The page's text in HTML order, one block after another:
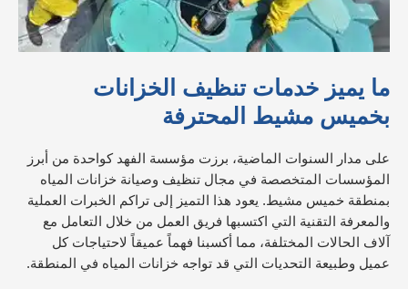
ما يميز خدمات تنظيف الخزانات
بخميس مشيط المحترفة
على مدار السنوات الماضية، برزت مؤسسة الفهد كواحدة من أبرز
المؤسسات المتخصصة في مجال تنظيف وصيانة خزانات المياه
بمنطقة خميس مشيط. يعود هذا التميز إلى تراكم الخبرات العملية
والمعرفة التقنية التي اكتسبها فريق العمل من خلال التعامل مع
آلاف الحالات المختلفة، مما أكسبنا فهماً عميقاً لاحتياجات كل
عميل وطبيعة التحديات التي قد تواجه خزانات المياه في المنطقة.